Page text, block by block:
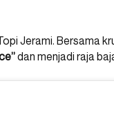
Jerami. Bersama
dan menjadi raja